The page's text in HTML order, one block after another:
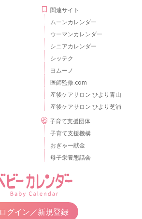
関連サイト
ムーンカレンダー
ウーマンカレンダー
シニアカレンダー
シッテク
ヨムーノ
医師監修.com
産後ケアサロン ひより青山
産後ケアサロン ひより芝浦
子育て支援団体
子育て支援機構
おぎゃー献金
母子栄養懇話会
ログイン／新規登録